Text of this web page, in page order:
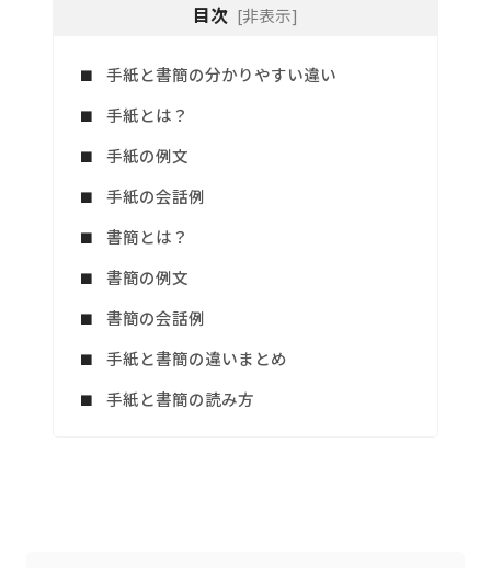
目次 [非表示]
手紙と書簡の分かりやすい違い
手紙とは？
手紙の例文
手紙の会話例
書簡とは？
書簡の例文
書簡の会話例
手紙と書簡の違いまとめ
手紙と書簡の読み方